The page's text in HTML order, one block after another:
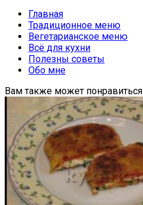
Главная
Традиционное меню
Вегетарианское меню
Всё для кухни
Полезны советы
Обо мне
Вам также может понравиться